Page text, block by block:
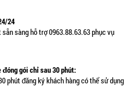
24
sàng hỗ trợ 0963.88.63.63 phục vụ
gói chỉ sau 30 phút:
phút đăng ký khách hàng có thể sử dụng